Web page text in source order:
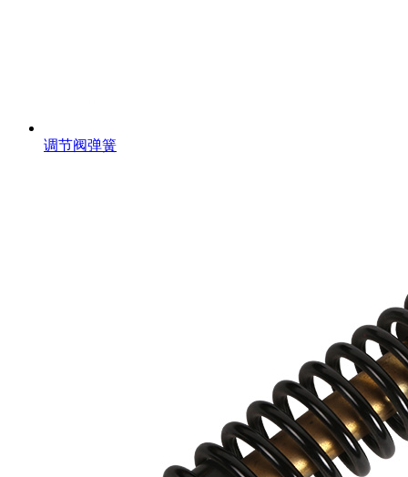
调节阀弹簧